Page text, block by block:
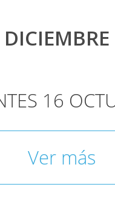
16
Ver más